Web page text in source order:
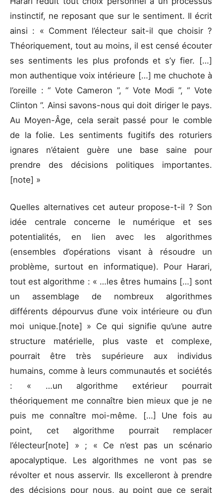
instinctif, ne reposant que sur le sentiment. Il écrit
ainsi : « Comment l’électeur sait-il que choisir ?
Théoriquement, tout au moins, il est censé écouter
ses sentiments les plus profonds et s’y fier. […]
mon authentique voix intérieure […] me chuchote à
l’oreille : “ Vote Cameron ”, “ Vote Modi ”, “ Vote
Clinton ”. Ainsi savons-nous qui doit diriger le pays.
Au Moyen-Âge, cela serait passé pour le comble
de la folie. Les sentiments fugitifs des roturiers
ignares n’étaient guère une base saine pour
prendre des décisions politiques importantes.
[note] »
Quelles alternatives cet auteur propose-t-il ? Son
idée centrale concerne le numérique et ses
potentialités, en lien avec les algorithmes
(ensembles d’opérations visant à résoudre un
problème, surtout en informatique). Pour Harari,
tout est algorithme : « …les êtres humains […] sont
un assemblage de nombreux algorithmes
différents dépourvus d’une voix intérieure ou d’un
moi unique.[note] » Ce qui signifie qu’une autre
structure matérielle, plus vaste et complexe,
pourrait être très supérieure aux individus
humains, comme à leurs communautés et sociétés
: « …un algorithme extérieur pourrait
théoriquement me connaître bien mieux que je ne
puis me connaître moi-même. […] Une fois au
point, cet algorithme pourrait remplacer
l’électeur[note] » ; « Ce n’est pas un scénario
apocalyptique. Les algorithmes ne vont pas se
révolter et nous asservir. Ils excelleront à prendre
des décisions pour nous, au point que ce serait